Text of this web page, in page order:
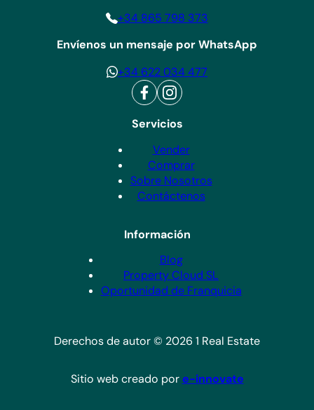
Servicios
Vender
Comprar
Sobre Nosotros
Contáctenos
Información
Blog
Property Cloud SL
Oportunidad de Franquicia
+34 865 798 373
Envíenos un mensaje por WhatsApp
+34 622 034 477
Derechos de autor © 2026 1 Real Estate
Sitio web creado por e-innovate